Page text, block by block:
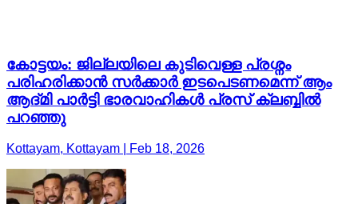
കോട്ടയം: ജില്ലയിലെ കുടിവെള്ള പ്രശ്നം
പരിഹരിക്കാൻ സർക്കാർ ഇടപെടണമെന്ന് ആം
ആദ്മി പാർട്ടി ഭാരവാഹികൾ പ്രസ് ക്ലബ്ബിൽ
പറഞ്ഞു
Kottayam, Kottayam | Feb 18, 2026